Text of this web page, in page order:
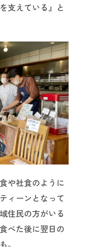
支えている』と
や社食のように
ィーンとなって
住民の方がいる
べた後に翌日の
。